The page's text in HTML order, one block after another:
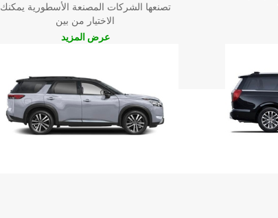
تصنعها الشركات المصنعة الأسطورية يمكنك
الاختيار من بين
عرض المزيد